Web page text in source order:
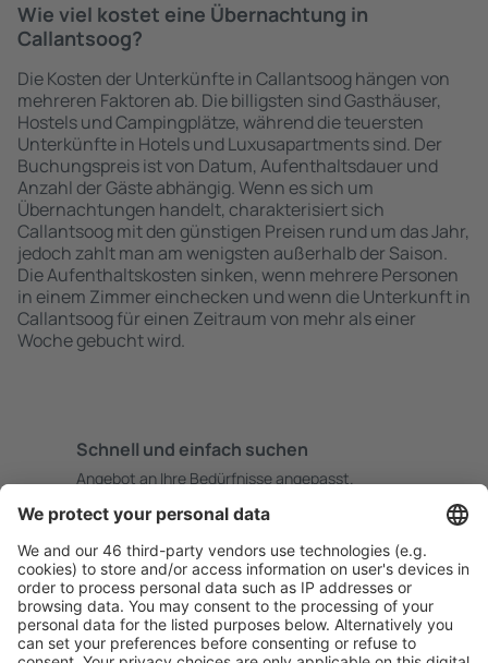
Wie viel kostet eine Übernachtung in
Callantsoog?
Die Kosten der Unterkünfte in Callantsoog hängen von
mehreren Faktoren ab. Die billigsten sind Gasthäuser,
Hostels und Campingplätze, während die teuersten
Unterkünfte in Hotels und Luxusapartments sind. Der
Buchungspreis ist von Datum, Aufenthaltsdauer und
Anzahl der Gäste abhängig. Wenn es sich um
Übernachtungen handelt, charakterisiert sich
Callantsoog mit den günstigen Preisen rund um das Jahr,
jedoch zahlt man am wenigsten außerhalb der Saison.
Die Aufenthaltskosten sinken, wenn mehrere Personen
in einem Zimmer einchecken und wenn die Unterkunft in
Callantsoog für einen Zeitraum von mehr als einer
Woche gebucht wird.
Schnell und einfach suchen
Angebot an Ihre Bedürfnisse angepasst.
Sicher planen
Buchen ohne Sorgen mit einer kostenlosen
Stornierungsoption.
Mehr sparen